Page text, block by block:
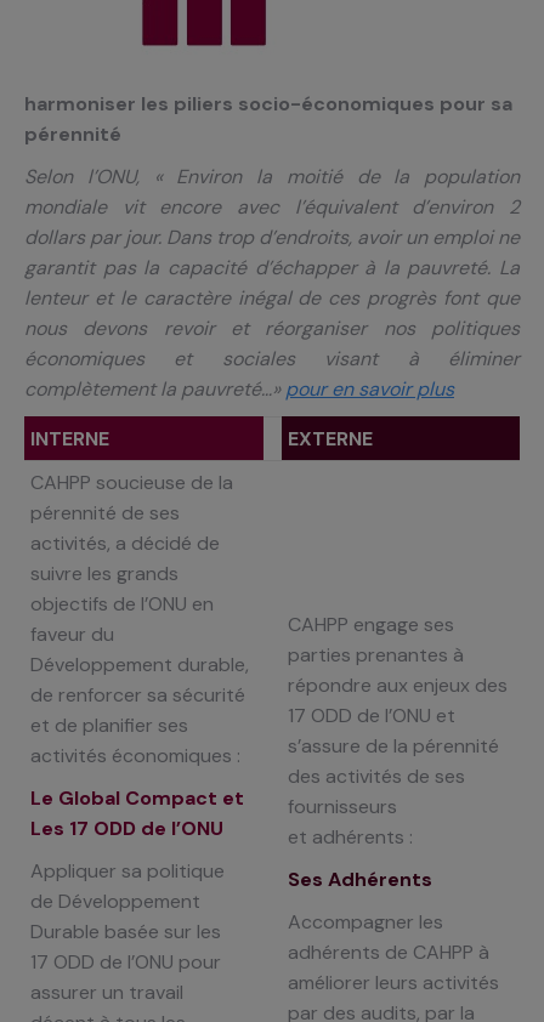
harmoniser les piliers socio-économiques pour sa
pérennité
Selon l’ONU, «Environ la moitié de la population
mondiale vit encore avec l’équivalent d’environ 2
dollars par jour. Dans trop d’endroits, avoir un emploi ne
garantit pas la capacité d’échapper à la pauvreté. La
lenteur et le caractère inégal de ces progrès font que
nous devons revoir et réorganiser nos politiques
économiques et sociales visant à éliminer
complètement la pauvreté…» pour en savoir plus
INTERNE
EXTERNE
CAHPP soucieuse de la
pérennité de ses
activités, a décidé de
suivre les grands
objectifs de l’ONU en
faveur du
Développement durable,
de renforcer sa sécurité
et de planifier ses
activités économiques :
Le Global Compact et
Les 17 ODD de l’ONU
Appliquer sa politique
de Développement
Durable basée sur les
17 ODD de l’ONU pour
assurer un travail
CAHPP engage ses
parties prenantes à
répondre aux enjeux des
17 ODD de l’ONU et
s’assure de la pérennité
des activités de ses
fournisseurs
et adhérents :
Ses Adhérents
Accompagner les
adhérents de CAHPP à
améliorer leurs activités
par des audits, par la